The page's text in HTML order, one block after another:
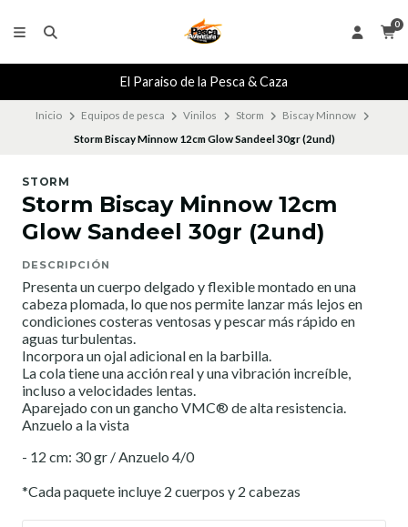
0
El Paraiso de la Pesca & Caza
Inicio Equipos de pesca Vinilos Storm
Biscay Minnow
Storm Biscay Minnow 12cm Glow Sandeel 30gr (2und)
STORM
Storm Biscay Minnow 12cm
Glow Sandeel 30gr (2und)
DESCRIPCIÓN
Presenta un cuerpo delgado y flexible montado en una
cabeza plomada, lo que nos permite lanzar más lejos en
condiciones costeras ventosas y pescar más rápido en
aguas turbulentas.
Incorpora un ojal adicional en la barbilla.
La cola tiene una acción real y una vibración increíble,
incluso a velocidades lentas.
Aparejado con un gancho VMC® de alta resistencia.
Anzuelo a la vista
- 12 cm: 30 gr / Anzuelo 4/0
*Cada paquete incluye 2 cuerpos y 2 cabezas